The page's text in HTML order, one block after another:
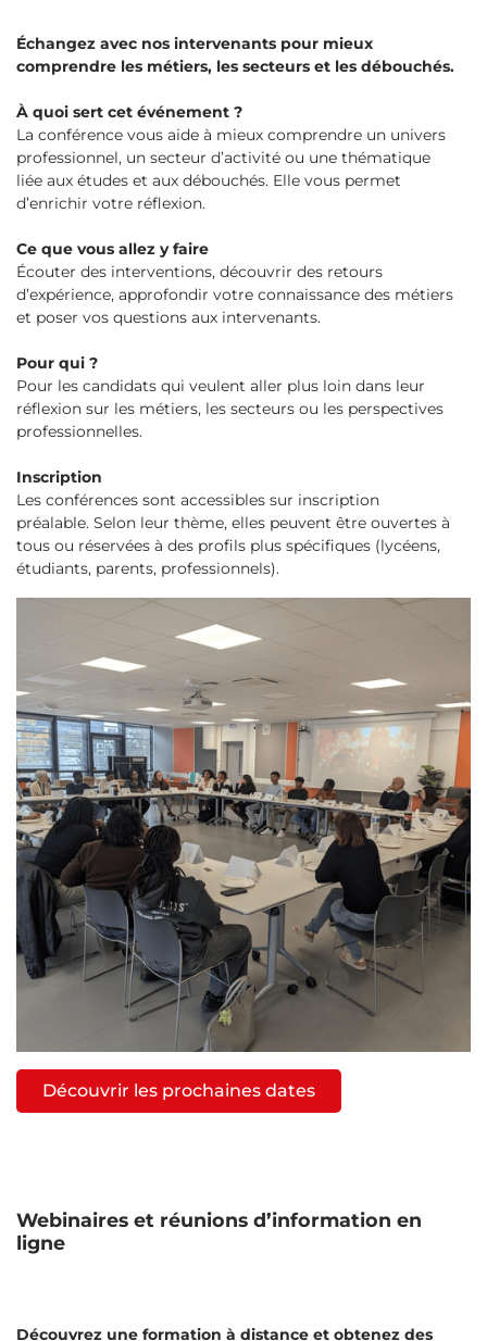
Échangez avec nos intervenants pour mieux
comprendre les métiers, les secteurs et les débouchés.
À quoi sert cet événement ?
La conférence vous aide à mieux comprendre un univers
professionnel, un secteur d’activité ou une thématique
liée aux études et aux débouchés. Elle vous permet
d’enrichir votre réflexion.
Ce que vous allez y faire
Écouter des interventions, découvrir des retours
d’expérience, approfondir votre connaissance des métiers
et poser vos questions aux intervenants.
Pour qui ?
Pour les candidats qui veulent aller plus loin dans leur
réflexion sur les métiers, les secteurs ou les perspectives
professionnelles.
Inscription
Les conférences sont accessibles sur inscription
préalable. Selon leur thème, elles peuvent être ouvertes à
tous ou réservées à des profils plus spécifiques (lycéens,
étudiants, parents, professionnels).
Découvrir les prochaines dates
Webinaires et réunions d’information en
ligne
Découvrez une formation à distance et obtenez des